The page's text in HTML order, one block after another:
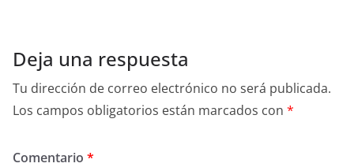
Deja una respuesta
Tu dirección de correo electrónico no será publicada.
Los campos obligatorios están marcados con *
Comentario *